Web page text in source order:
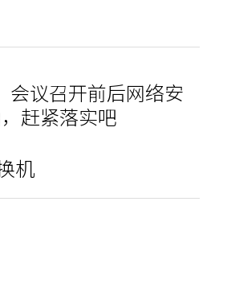
会议召开前后网络安
赶紧落实吧
机